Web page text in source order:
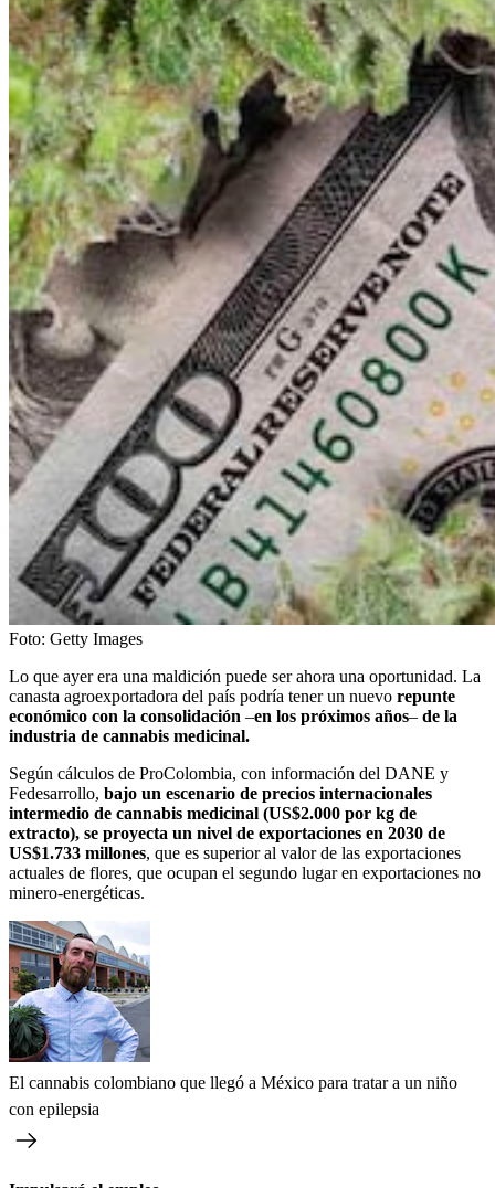
Foto: Getty Images
Lo que ayer era una maldición puede ser ahora una oportunidad. La
canasta agroexportadora del país podría tener un nuevo repunte
económico con la consolidación –en los próximos años– de la
industria de cannabis medicinal.
Según cálculos de ProColombia, con información del DANE y
Fedesarrollo, bajo un escenario de precios internacionales
intermedio de cannabis medicinal (US$2.000 por kg de
extracto), se proyecta un nivel de exportaciones en 2030 de
US$1.733 millones, que es superior al valor de las exportaciones
actuales de flores, que ocupan el segundo lugar en exportaciones no
minero-energéticas.
El cannabis colombiano que llegó a México para tratar a un niño
con epilepsia